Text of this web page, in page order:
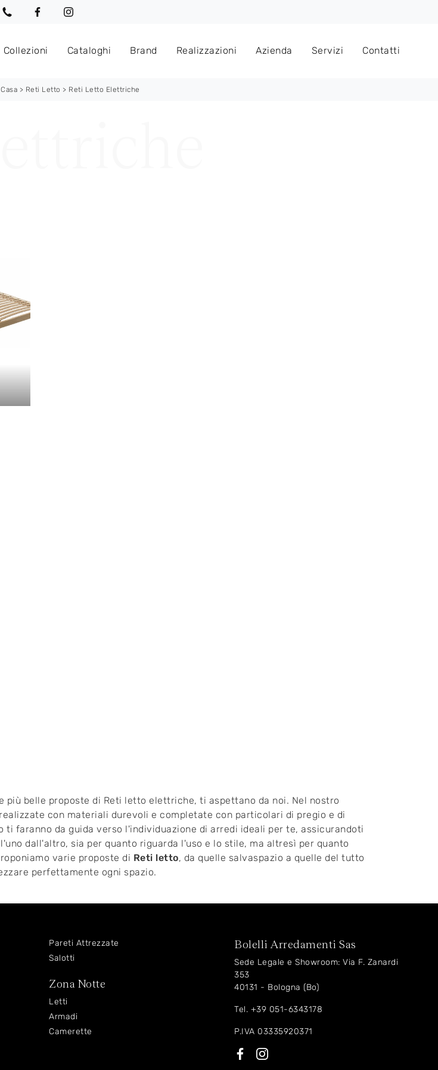
Collezioni Cataloghi Brand Realizzazioni Azienda Servizi Contatti
> Reti Letto > Reti Letto Elettriche
belle proposte di Reti letto elettriche, ti aspettano da noi. Nel nostro
con materiali durevoli e completate con particolari di pregio e di
faranno da guida verso l'individuazione di arredi ideali per te, assicurandoti
dall'altro, sia per quanto riguarda l'uso e lo stile, ma altresì per quanto
varie proposte di Reti letto, da quelle salvaspazio a quelle del tutto
perfettamente ogni spazio.
Pareti Attrezzate
Salotti
Zona Notte
Letti
Armadi
Camerette
Bolelli Arredamenti Sas
Sede Legale e Showroom: Via F. Zanardi
353
40131 - Bologna (Bo)
Tel. +39 051-6343178
P.IVA 03335920371